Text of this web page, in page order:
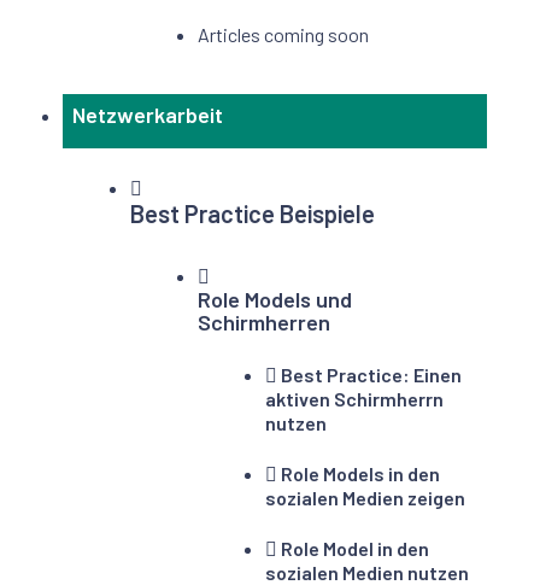
Articles coming soon
Netzwerkarbeit
Best Practice Beispiele
Role Models und
Schirmherren
Best Practice: Einen
aktiven Schirmherrn
nutzen
Role Models in den
sozialen Medien zeigen
Role Model in den
sozialen Medien nutzen